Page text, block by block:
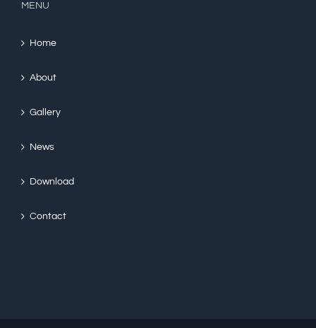
MENU
Home
About
Gallery
News
Download
Contact